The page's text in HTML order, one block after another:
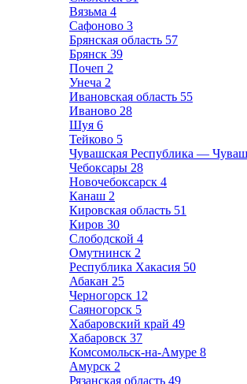
Вязьма 4
Сафоново 3
Брянская область 57
Брянск 39
Почеп 2
Унеча 2
Ивановская область 55
Иваново 28
Шуя 6
Тейково 5
Чувашская Республика —
Чебоксары 28
Новочебоксарск 4
Канаш 2
Кировская область 51
Киров 30
Слободской 4
Омутнинск 2
Республика Хакасия 50
Абакан 25
Черногорск 12
Саяногорск 5
Хабаровский край 49
Хабаровск 37
Комсомольск-на-Амуре 8
Амурск 2
Рязанская область 49